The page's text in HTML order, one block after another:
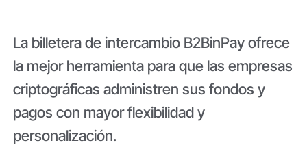
La billetera de intercambio B2BinPay ofrece
la mejor herramienta para que las empresas
criptográficas administren sus fondos y
pagos con mayor flexibilidad y
personalización.